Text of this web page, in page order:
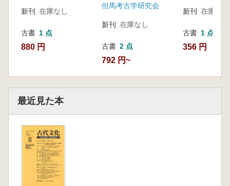
心として--
新刊 在庫なし
古書 1 点
880 円
但馬考古学研究会
新刊 在庫なし
古書 2 点
792 円~
新刊 在庫なし
古書 1 点
356 円
最近見た本